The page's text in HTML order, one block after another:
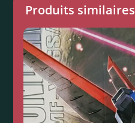
Produits similaires